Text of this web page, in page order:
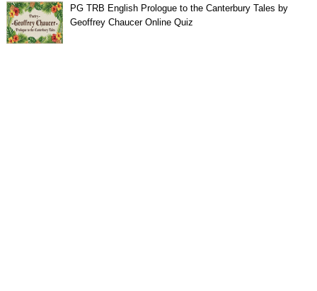
PG TRB English Prologue to the Canterbury Tales by
Geoffrey Chaucer Online Quiz